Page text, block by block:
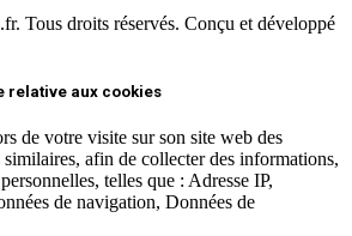
Tous droits réservés. Conçu et développé
relative aux cookies
de votre visite sur son site web des
afin de collecter des informations,
telles que : Adresse IP,
de navigation, Données de